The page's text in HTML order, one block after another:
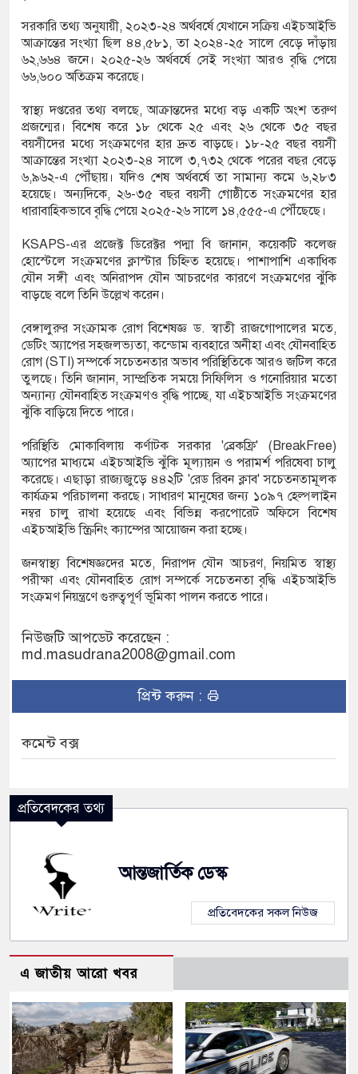
কাটিয়ে রেকর্ড গড়ে মেসির জোড়া গোল, বড় জয়
পর ব্যাটেই জবাব, অস্ট্রেলিয়ার বিপক্ষে মিরাজের
ক্রীড়াবিদদের জন্য আন্তর্জাতিক মানের জাতীয়
আয়োজন করবে সরকার
সরকারি তথ্য অনুযায়ী, ২০২৩-২৪ অর্থবর্ষে যেখানে সক্রিয় এইচআইভি
আক্রান্তের সংখ্যা ছিল ৪৪,৫৮১, তা ২০২৪-২৫ সালে বেড়ে দাঁড়ায়
৬২,৬৬৪ জনে। ২০২৫-২৬ অর্থবর্ষে সেই সংখ্যা আরও বৃদ্ধি পেয়ে
৬৬,৬০০ অতিক্রম করেছে।
স্বাস্থ্য দপ্তরের তথ্য বলছে, আক্রান্তদের মধ্যে বড় একটি অংশ তরুণ
প্রজন্মের। বিশেষ করে ১৮ থেকে ২৫ এবং ২৬ থেকে ৩৫ বছর
বয়সীদের মধ্যে সংক্রমণের হার দ্রুত বাড়ছে। ১৮-২৫ বছর বয়সী
আক্রান্তের সংখ্যা ২০২৩-২৪ সালে ৩,৭৩২ থেকে পরের বছর বেড়ে
৬,৯৬২-এ পৌঁছায়। যদিও শেষ অর্থবর্ষে তা সামান্য কমে ৬,২৮৩
হয়েছে। অন্যদিকে, ২৬-৩৫ বছর বয়সী গোষ্ঠীতে সংক্রমণের হার
ধারাবাহিকভাবে বৃদ্ধি পেয়ে ২০২৫-২৬ সালে ১৪,৫৫৫-এ পৌঁছেছে।
KSAPS-এর প্রজেক্ট ডিরেক্টর পদ্মা বি জানান, কয়েকটি কলেজ
হোস্টেলে সংক্রমণের ক্লাস্টার চিহ্নিত হয়েছে। পাশাপাশি একাধিক
যৌন সঙ্গী এবং অনিরাপদ যৌন আচরণের কারণে সংক্রমণের ঝুঁকি
বাড়ছে বলে তিনি উল্লেখ করেন।
বেঙ্গালুরুর সংক্রামক রোগ বিশেষজ্ঞ ড. স্বাতী রাজগোপালের মতে,
ডেটিং অ্যাপের সহজলভ্যতা, কন্ডোম ব্যবহারে অনীহা এবং যৌনবাহিত
রোগ (STI) সম্পর্কে সচেতনতার অভাব পরিস্থিতিকে আরও জটিল করে
তুলছে। তিনি জানান, সাম্প্রতিক সময়ে সিফিলিস ও গনোরিয়ার মতো
অন্যান্য যৌনবাহিত সংক্রমণও বৃদ্ধি পাচ্ছে, যা এইচআইভি সংক্রমণের
ঝুঁকি বাড়িয়ে দিতে পারে।
পরিস্থিতি মোকাবিলায় কর্ণাটক সরকার 'ব্রেকফ্রি' (BreakFree)
অ্যাপের মাধ্যমে এইচআইভি ঝুঁকি মূল্যায়ন ও পরামর্শ পরিষেবা চালু
করেছে। এছাড়া রাজ্যজুড়ে ৪৪২টি 'রেড রিবন ক্লাব' সচেতনতামূলক
কার্যক্রম পরিচালনা করছে। সাধারণ মানুষের জন্য ১০৯৭ হেল্পলাইন
নম্বর চালু রাখা হয়েছে এবং বিভিন্ন করপোরেট অফিসে বিশেষ
এইচআইভি স্ক্রিনিং ক্যাম্পের আয়োজন করা হচ্ছে।
জনস্বাস্থ্য বিশেষজ্ঞদের মতে, নিরাপদ যৌন আচরণ, নিয়মিত স্বাস্থ্য
পরীক্ষা এবং যৌনবাহিত রোগ সম্পর্কে সচেতনতা বৃদ্ধি এইচআইভি
সংক্রমণ নিয়ন্ত্রণে গুরুত্বপূর্ণ ভূমিকা পালন করতে পারে।
নিউজটি আপডেট করেছেন :
md.masudrana2008@gmail.com
প্রিন্ট করুন :
কমেন্ট বক্স
প্রতিবেদকের তথ্য
আন্তজার্তিক ডেস্ক
প্রতিবেদকের সকল নিউজ
এ জাতীয় আরো খবর